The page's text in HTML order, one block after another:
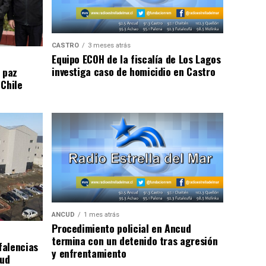
CASTRO 3 meses atrás
Equipo ECOH de la fiscalía de Los Lagos
investiga caso de homicidio en Castro
ANCUD 1 mes atrás
Procedimiento policial en Ancud
termina con un detenido tras agresión
y enfrentamiento